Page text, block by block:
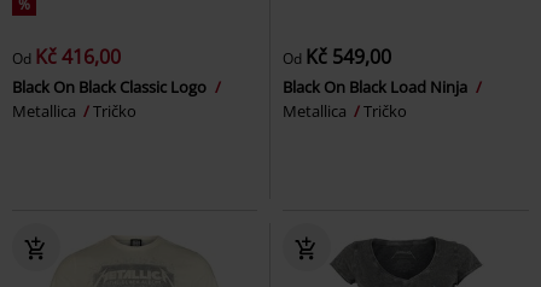
%
Od Kč 416,00
Black On Black Classic Logo
Metallica
Tričko
Od Kč 549,00
Black On Black Load Ninja
Metallica
Tričko